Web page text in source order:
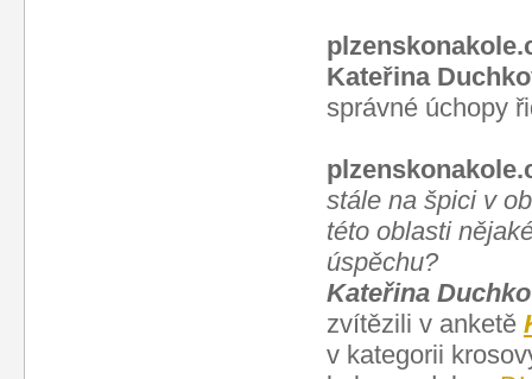
Kateřina
správné úchopy
stále na špici v
této oblasti
úspěchu?
Kateřina
zvítězili v anketě
v kategorii